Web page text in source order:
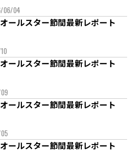
06/04
ールスター節間最新レポート
ールスター節間最新レポート
ールスター節間最新レポート
ールスター節間最新レポート